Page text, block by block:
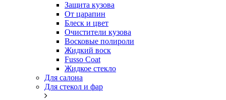
Защита кузова
От царапин
Блеск и цвет
Очистители кузова
Восковые полироли
Жидкий воск
Fusso Coat
Жидкое стекло
Для салона
Для стекол и фар